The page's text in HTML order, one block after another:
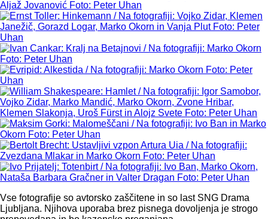
Vse fotografije so avtorsko zaščitene in so last SNG Drama
Ljubljana. Njihova uporaba brez pisnega dovoljenja je strogo